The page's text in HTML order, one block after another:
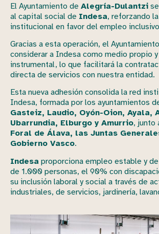
El Ayuntamiento de Alegría-Dulantzi
al capital social de Indesa, reforzando
institucional en favor del empleo
Gracias a esta operación, el
considerar a Indesa como medio propio
instrumental, lo que facilitará la
directa de servicios con nuestra entidad.
Esta nueva adhesión consolida la red
Indesa, formada por los ayuntamientos
Gasteiz, Laudio, Oyón-Oion, Ayala,
Ubarrundia, Elburgo y Amurrio, junto
Foral de Álava, las Juntas
Gobierno Vasco.
Indesa proporciona empleo estable y
de 1.000 personas, el 90% con
su inclusión laboral y social a través de
industriales, de servicios, jardinería,